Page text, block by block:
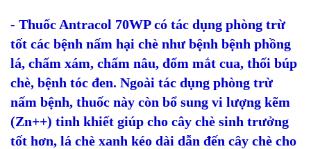
- Thuốc Antracol 70WP có tác dụng phòng trừ
tốt các bệnh nấm hại chè như bệnh bệnh phồng
lá, chấm xám, chấm nâu, đốm mắt cua, thối búp
chè, bệnh tóc đen. Ngoài tác dụng phòng trừ
nấm bệnh, thuốc này còn bổ sung vi lượng kẽm
(Zn++) tinh khiết giúp cho cây chè sinh trưởng
tốt hơn, lá chè xanh kéo dài dẫn đến cây chè cho